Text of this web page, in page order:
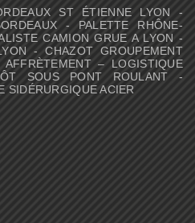
ST ÉTIENNE LYON -
- PALETTE RHÔNE-
CAMION GRUE A LYON -
- CHAZOT GROUPEMENT
– LOGISTIQUE
SOUS PONT ROULANT -
SIDÉRURGIQUE ACIER